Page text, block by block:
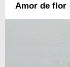
Amor de flor